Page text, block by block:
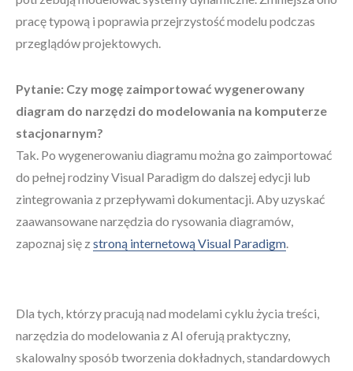
pracę typową i poprawia przejrzystość modelu podczas
przeglądów projektowych.
Pytanie: Czy mogę zaimportować wygenerowany
diagram do narzędzi do modelowania na komputerze
stacjonarnym?
Tak. Po wygenerowaniu diagramu można go zaimportować
do pełnej rodziny Visual Paradigm do dalszej edycji lub
zintegrowania z przepływami dokumentacji. Aby uzyskać
zaawansowane narzędzia do rysowania diagramów,
zapoznaj się z stroną internetową Visual Paradigm.
Dla tych, którzy pracują nad modelami cyklu życia treści,
narzędzia do modelowania z AI oferują praktyczny,
skalowalny sposób tworzenia dokładnych, standardowych